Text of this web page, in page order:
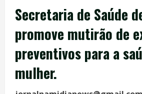
Secretaria de Saúde
promove mutirão de
preventivos para a
mulher.